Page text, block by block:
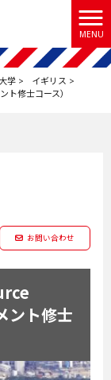
MENU
大学 > イギリス >
ト修士コース）
お問い合わせ
ント修士